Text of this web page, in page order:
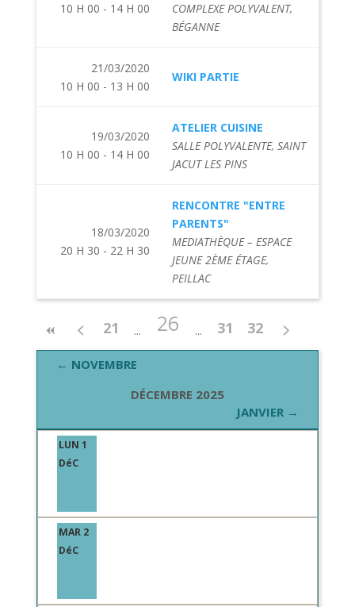
10 H 00 - 14 H 00
COMPLEXE POLYVALENT,
BÉGANNE
21/03/2020
10 H 00 - 13 H 00
WIKI PARTIE
19/03/2020
10 H 00 - 14 H 00
ATELIER CUISINE
SALLE POLYVALENTE, SAINT
JACUT LES PINS
18/03/2020
20 H 30 - 22 H 30
RENCONTRE "ENTRE
PARENTS"
MEDIATHÈQUE – ESPACE
JEUNE 2ÈME ÉTAGE,
PEILLAC
21 26 31 32
← NOVEMBRE
DÉCEMBRE 2025
JANVIER →
LUN 1
DéC
MAR 2
DéC